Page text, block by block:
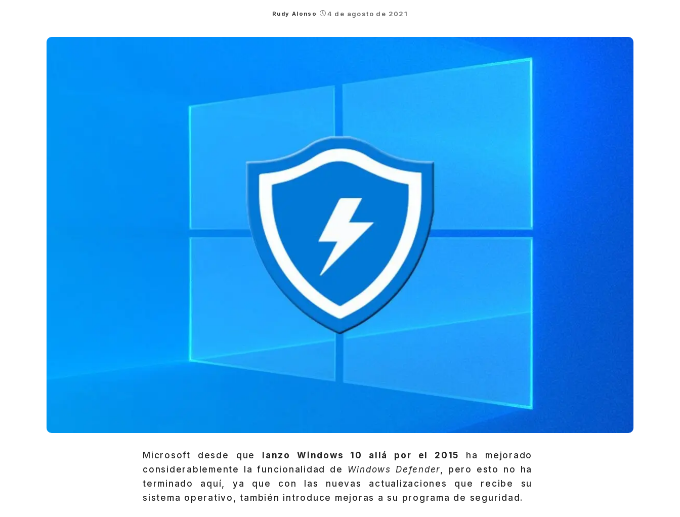
Posted
Rudy Alonso 4 de agosto de 2021
Microsoft desde que lanzo Windows 10 allá por el 2015
ha mejorado
considerablemente la funcionalidad de Windows Defender, pero esto no ha
terminado aquí, ya que con las nuevas actualizaciones que recibe su
sistema operativo, también introduce mejoras a su programa de seguridad.